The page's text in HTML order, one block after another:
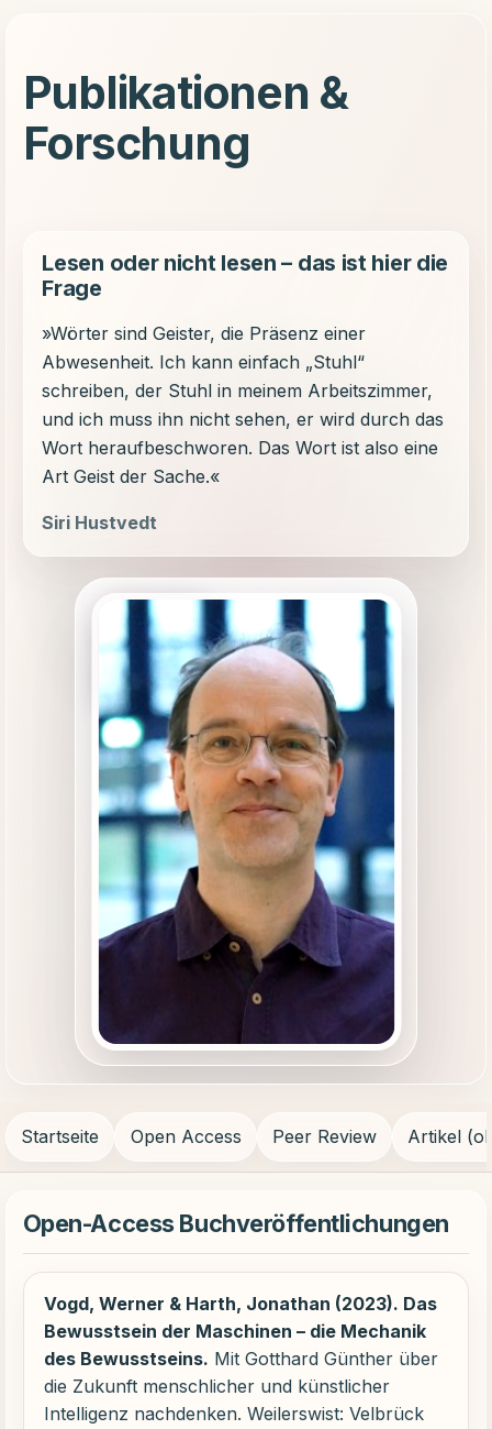
Publikationen &
Forschung
Lesen oder nicht lesen – das ist hier die
Frage
»Wörter sind Geister, die Präsenz einer
Abwesenheit. Ich kann einfach „Stuhl“
schreiben, der Stuhl in meinem Arbeitszimmer,
und ich muss ihn nicht sehen, er wird durch das
Wort heraufbeschworen. Das Wort ist also eine
Art Geist der Sache.«
Siri Hustvedt
Startseite Open Access Peer Review Artikel
Open-Access Buchveröffentlichungen
Vogd, Werner & Harth, Jonathan (2023). Das
Bewusstsein der Maschinen – die Mechanik
des Bewusstseins. Mit Gotthard Günther über
die Zukunft menschlicher und künstlicher
Intelligenz nachdenken. Weilerswist: Velbrück